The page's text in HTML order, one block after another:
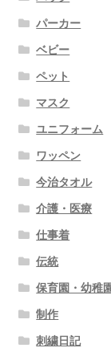
パーカー
ベビー
ペット
マスク
ユニフォーム
ワッペン
今治タオル
介護・医療
仕事着
伝統
保育園・幼稚
制作
刺繍日記